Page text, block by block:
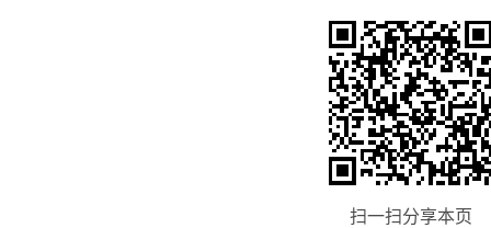
扫一扫分享本页